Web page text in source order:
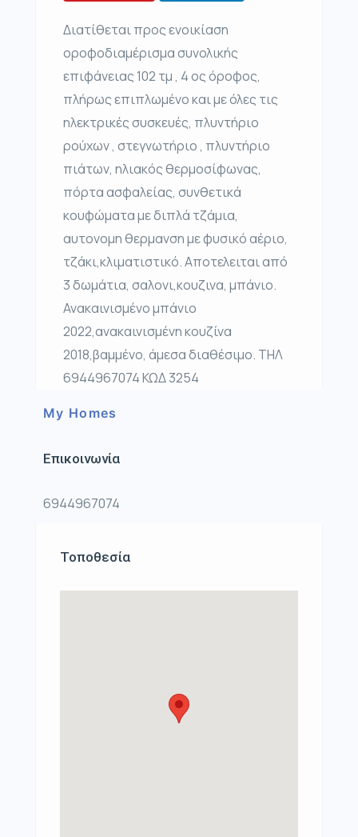
Διατίθεται προς ενοικίαση
οροφοδιαμέρισμα συνολικής
επιφάνειας 102 τμ , 4 ος όροφος,
πλήρως επιπλωμένο και με όλες τις
ηλεκτρικές συσκευές, πλυντήριο
ρούχων , στεγνωτήριο , πλυντήριο
πιάτων, ηλιακός θερμοσίφωνας,
πόρτα ασφαλείας, συνθετικά
κουφώματα με διπλά τζάμια,
αυτονομη θερμανση με φυσικό αέριο,
τζάκι,κλιματιστικό. Αποτελειται από
3 δωμάτια, σαλονι,κουζινα, μπάνιο.
Ανακαινισμένο μπάνιο
2022,ανακαινισμένη κουζίνα
2018,βαμμένο, άμεσα διαθέσιμο. ΤΗΛ
6944967074 ΚΩΔ 3254
My Homes
Επικοινωνία
6944967074
Τοποθεσία